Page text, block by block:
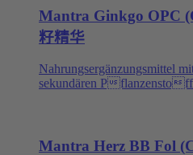
Mantra Ginkgo OPC
籽精华
Nahrungsergänzungsmittel
sekundären Pflanzensto
Mantra Herz BB Fol